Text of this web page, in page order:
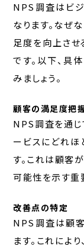
NPS調査はビ
なります。なぜ
足度を向上させ
です。以下、具
みましょう。
顧客の満足度把
NPS調査を通じ
ービスにどれほ
す。これは顧客
可能性を示す重
改善点の特定
NPS調査は顧
ます。これによ